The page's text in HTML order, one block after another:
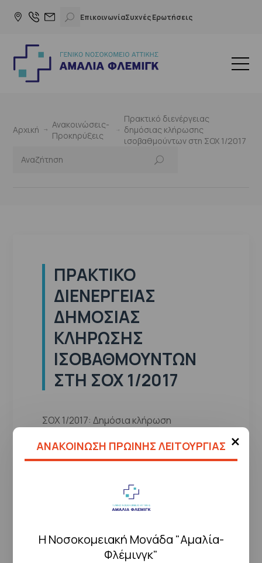
ΕπικοινωνίαΣυχνές Ερωτήσεις
×
ΑΝΑΚΟΙΝΩΣΗ ΠΡΩΙΝΗΣ ΛΕΙΤΟΥΡΓΙΑΣ
Η Νοσοκομειακή Μονάδα "Αμαλία-
Φλέμινγκ"
Αρχική
Ανακοινώσεις-
Προκηρύξεις
Πρακτικό διενέργειας
δημόσιας κλήρωσης
ισοβαθμούντων στη ΣΟΧ 1/2017
ΠΡΑΚΤΙΚΌ
ΔΙΕΝΈΡΓΕΙΑΣ
ΔΗΜΌΣΙΑΣ
ΚΛΉΡΩΣΗΣ
ΙΣΟΒΑΘΜΟΎΝΤΩΝ
ΣΤΗ ΣΟΧ 1/2017
ΣΟΧ 1/2017: Δημόσια κλήρωση
ΔΕΊΤΕ ΤΟ ΑΡΧΕΊΟ